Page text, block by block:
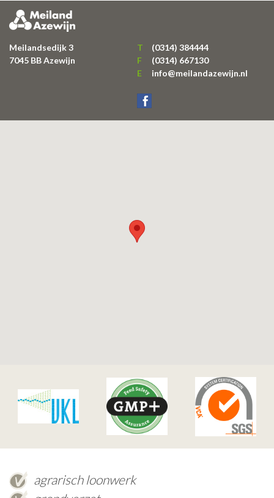
Meilandsedijk 3
7045 BBAzewijn
T
(0314) 384444
F
(0314) 667130
E
info@meilandazewijn.nl
agrarisch loonwerk